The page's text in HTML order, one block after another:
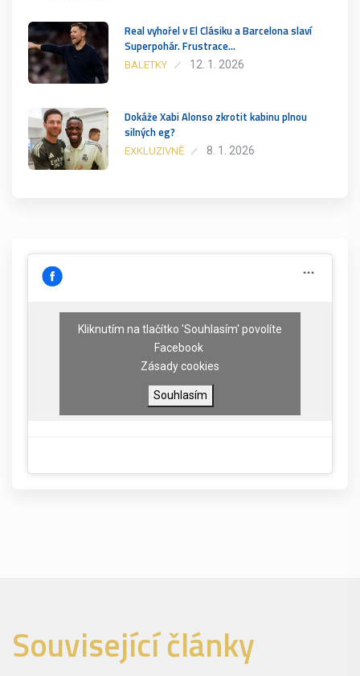
Real vyhořel v El Clásiku a Barcelona slaví
Superpohár. Frustrace…
BALETKY 12. 1. 2026
Dokáže Xabi Alonso zkrotit kabinu plnou
silných eg?
EXKLUZIVNĚ 8. 1. 2026
Kliknutím na tlačítko 'Souhlasím' povolíte
Facebook
Zásady cookies
Souhlasím
Související články